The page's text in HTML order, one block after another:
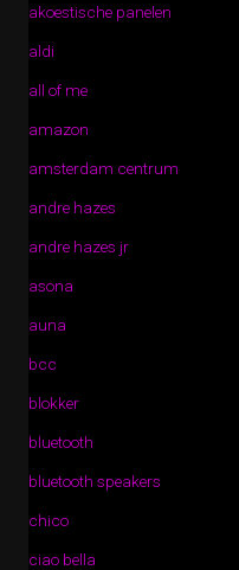
akoestische panelen
aldi
all of me
amazon
amsterdam centrum
andre hazes
andre hazes jr
asona
auna
bcc
blokker
bluetooth
bluetooth speakers
chico
ciao bella